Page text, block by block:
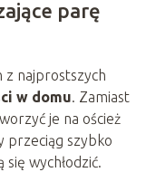
parę
najprostszych
w domu. Zamiast
je na oścież
przeciąg szybko
wychłodzić.